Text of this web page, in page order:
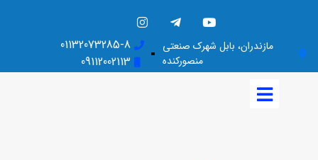
مازندران، بابل شهرک صنعتی
منصورکنده
01132073285-8
09112002113